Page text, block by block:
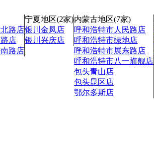
内蒙古地区(7家)
呼和浩特市人民路店
呼和浩特市绿地店
呼和浩特市展东路店
呼和浩特市八一旗舰店
包头青山店
包头昆区店
鄂尔多斯店
宁夏地区(2家)
银川金凤店
银川兴庆店
路店
店
路店